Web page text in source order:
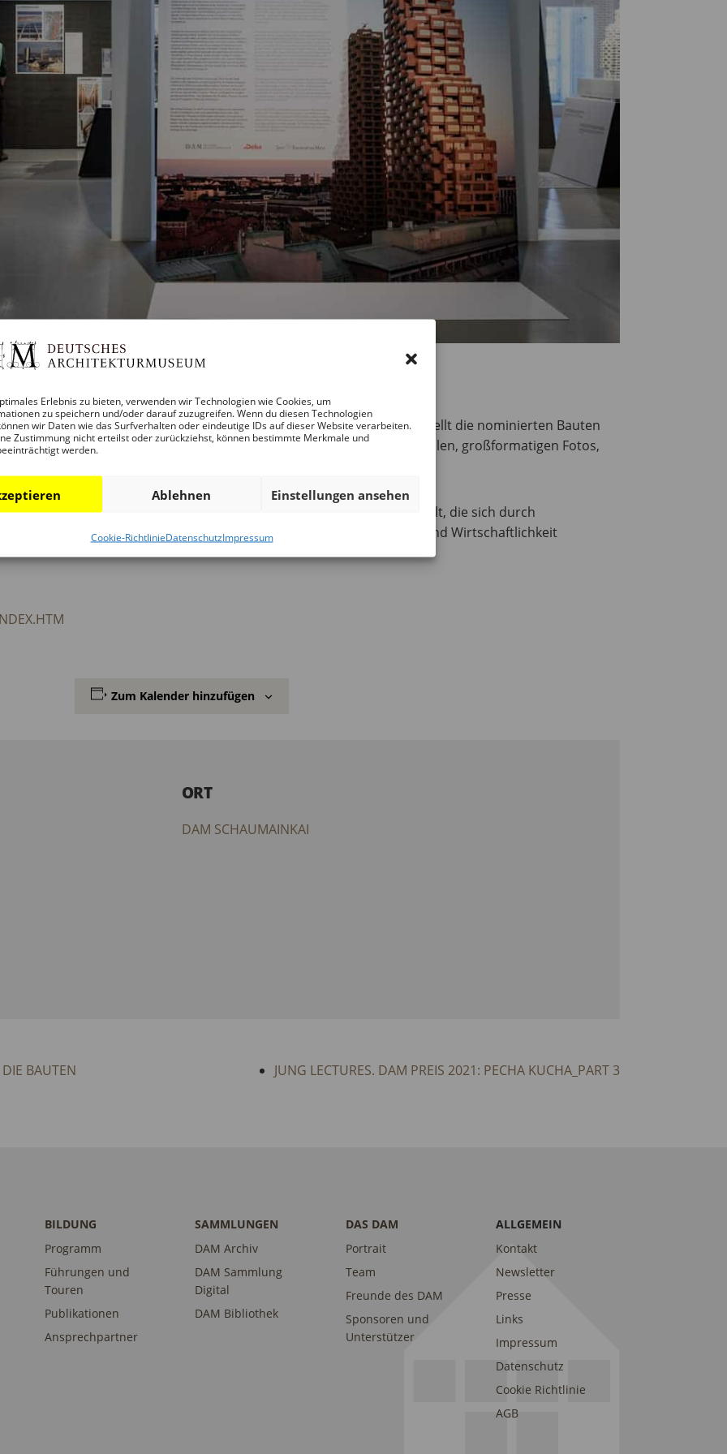
Erlebnis zu bieten, verwenden wir Technologien wie Cookies, um
zu speichern und/oder darauf zuzugreifen. Wenn du diesen Technologien
wir Daten wie das Surfverhalten oder eindeutige IDs auf dieser Website verarbeiten.
Zustimmung nicht erteilst oder zurückziehst, können bestimmte Merkmale und
werden.
Ablehnen Einstellungen ansehen
Cookie-RichtlinieDatenschutzImpressum
Rundgang durch die Ausstellung BEST HIGHRISES 2020/21 und stellt die nominierten Bauten
und wird gemeinsam mit den Finalisten anhand von Modellen, großformatigen Fotos,
eine Auswahl aktueller Hochhausprojekte auf der ganzen Welt, die sich durch
innovative Bautechnik, städtebauliche Einbindung, Nachhaltigkeit und Wirtschaftlichkeit
Zum Kalender hinzufügen
ORT
DAM SCHAUMAINKAI
BAUTEN JUNG LECTURES. DAM PREIS 2021: PECHA KUCHA_PART 3
BILDUNG
Programm
Führungen und
Touren
Publikationen
Ansprechpartner
SAMMLUNGEN
DAM Archiv
DAM Sammlung
Digital
DAM Bibliothek
DAS DAM
Portrait
Team
Freunde des DAM
Sponsoren und
Unterstützer
ALLGEMEIN
Kontakt
Newsletter
Presse
Links
Impressum
Datenschutz
Cookie Richtlinie
AGB